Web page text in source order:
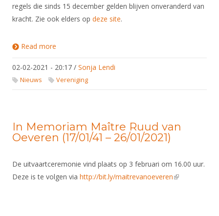
regels die sinds 15 december gelden blijven onveranderd van
kracht. Zie ook elders op deze site.
Read more
02-02-2021 - 20:17 / Sonja Lendi
Nieuws Vereniging
In Memoriam Maître Ruud van
Oeveren (17/01/41 – 26/01/2021)
De uitvaartceremonie vind plaats op 3 februari om 16.00 uur.
Deze is te volgen via http://bit.ly/maitrevanoeveren(link is